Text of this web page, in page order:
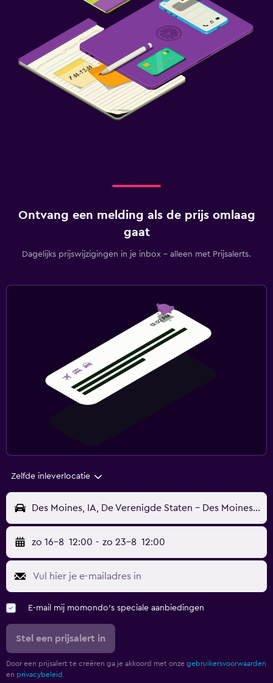
Ontvang een melding als de prijs omlaag
gaat
Dagelijks prijswijzigingen in je inbox - alleen met Prijsalerts.
Zelfde inleverlocatie
Des Moines, IA, De Verenigde Staten - Des Moines (DSM)
zo 16-8 12:00 - zo 23-8 12:00
E-mail mij momondo's speciale aanbiedingen
Stel een prijsalert in
Door een prijsalert te creëren ga je akkoord met onze gebruikersvoorwaarden
en privacybeleid.